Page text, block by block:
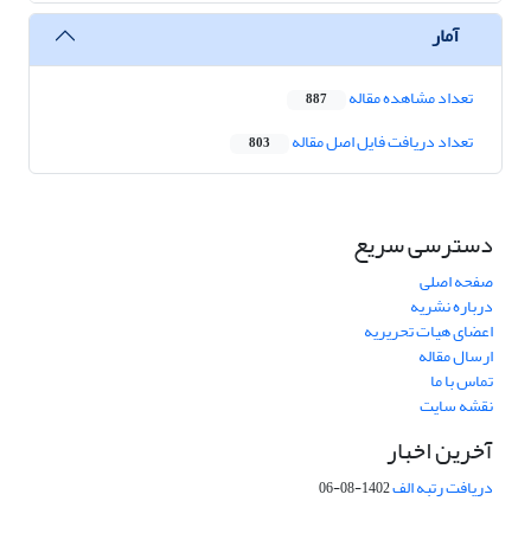
آمار
تعداد مشاهده مقاله 887
تعداد دریافت فایل اصل مقاله 803
دسترسی سریع
صفحه اصلی
درباره نشریه
اعضای هیات تحریریه
ارسال مقاله
تماس با ما
نقشه سایت
آخرین اخبار
دریافت رتبه الف1402-08-06